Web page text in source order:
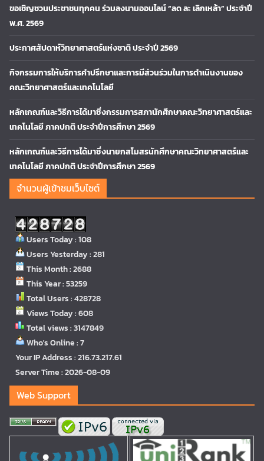
ขอเชิญชวนประชาชนทุกคน ร่วมลงนามออนไลน์ “ลด ละ เลิกเหล้า” ประจำปี
พ.ศ. 2569
ประกาศสัปดาห์วิทยาศาสตร์แห่งชาติ ประจำปี 2569
กิจกรรมการให้บริการคำปรึกษาและการมีส่วนร่วมในการดำเนินงานของ
คณะวิทยาศาสตร์และเทคโนโลยี
หลักเกณฑ์และวิธีการได้มาซึ่งกรรมการสภานักศึกษาคณะวิทยาศาสตร์และ
เทคโนโลยี ภาคปกติ ประจำปีการศึกษา 2569
หลักเกณฑ์และวิธีการได้มาซึ่งนายกสโมสรนักศึกษาคณะวิทยาศาสตร์และ
เทคโนโลยี ภาคปกติ ประจำปีการศึกษา 2569
จำนวนผู้เข้าชมเว็บไซต์
Users Today : 108
Users Yesterday : 281
This Month : 2688
This Year : 53259
Total Users : 428728
Views Today : 608
Total views : 3147849
Who's Online : 7
Your IP Address : 216.73.217.61
Server Time : 2026-08-09
Web Support